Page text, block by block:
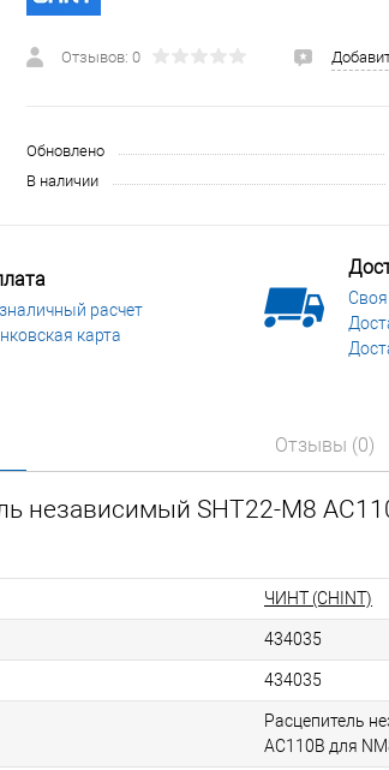
Строительные, монтажные конструкции и
Отзывов: 0
Обновлено
В наличии
расчет
карта
Отзывы (0)
независимый SHT22-M8
ЧИНТ (CHINT)
434035
434035
Расцепитель
AC110В для